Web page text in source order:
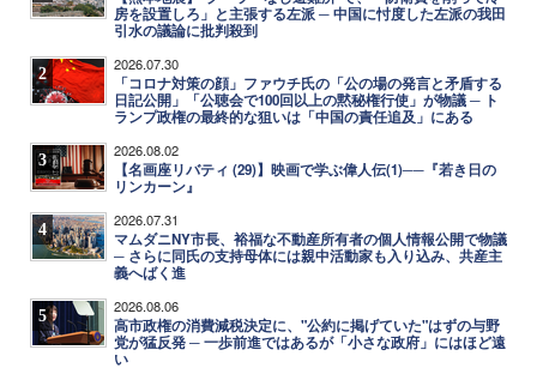
房を設置しろ」と主張する左派 ─ 中国に忖度した左派の我田
引水の議論に批判殺到
2 2026.07.30
「コロナ対策の顔」ファウチ氏の「公の場の発言と矛盾する
日記公開」「公聴会で100回以上の黙秘権行使」が物議 ─ ト
ランプ政権の最終的な狙いは「中国の責任追及」にある
3 2026.08.02
【名画座リバティ (29)】映画で学ぶ偉人伝(1)──『若き日の
リンカーン』
4 2026.07.31
マムダニNY市長、裕福な不動産所有者の個人情報公開で物議
─ さらに同氏の支持母体には親中活動家も入り込み、共産主
義へばく進
5 2026.08.06
高市政権の消費減税決定に、"公約に掲げていた"はずの与野
党が猛反発 ─ 一歩前進ではあるが「小さな政府」にはほど遠
い